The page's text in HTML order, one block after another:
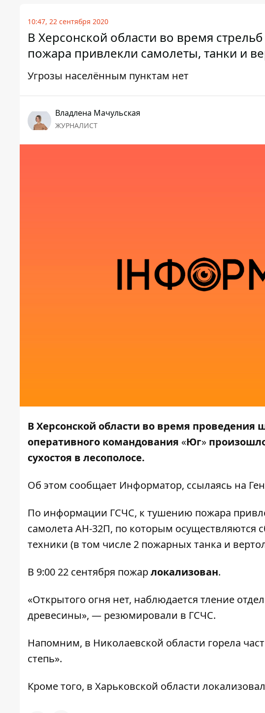
10:47, 22 сентября 2020
В Херсонской области во время
пожара привлекли самолеты, танки и
Угрозы населённым пунктам нет
Владлена Мачульская
ЖУРНАЛИСТ
В Херсонской области во время проведения
оперативного командования «Юг»
сухостоя в лесополосе.
Об этом сообщает Информатор, ссылаясь на
По информации ГСЧС, к тушению пожара
самолета АН-32П, по которым осуществляются
техники (в том числе 2 пожарных танка и
В 9:00 22 сентября пожарлокализован.
«Открытого огня нет, наблюдается тление
древесины», — резюмировали в ГСЧС.
Напомним, в Николаевской области горела
степь».
Кроме того, в Харьковской области